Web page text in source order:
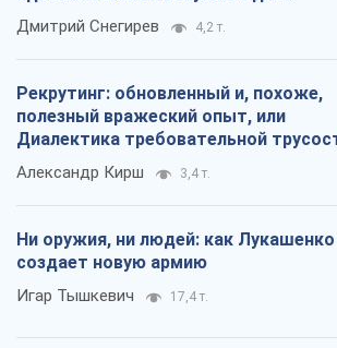
российских оккупантов
Дмитрий Снегирев 4,2 т.
Рекрутинг: обновленный и, похоже,
полезный вражеский опыт, или
Диалектика требовательной
Александр Кирш 3,4 т.
Ни оружия, ни людей: как Лукашенко
создает новую армию
Игар Тышкевич 17,4 т.